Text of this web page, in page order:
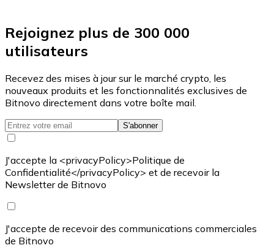
Rejoignez plus de 300 000
utilisateurs
Recevez des mises à jour sur le marché crypto, les
nouveaux produits et les fonctionnalités exclusives de
Bitnovo directement dans votre boîte mail.
S'abonner
J'accepte la <privacyPolicy>Politique de
Confidentialité</privacyPolicy> et de recevoir la
Newsletter de Bitnovo
J'accepte de recevoir des communications commerciales
de Bitnovo